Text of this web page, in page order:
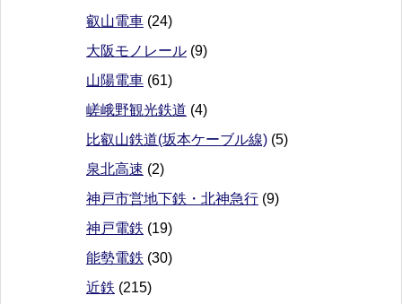
叡山電車 (24)
大阪モノレール (9)
山陽電車 (61)
嵯峨野観光鉄道 (4)
比叡山鉄道(坂本ケーブル線) (5)
泉北高速 (2)
神戸市営地下鉄・北神急行 (9)
神戸電鉄 (19)
能勢電鉄 (30)
近鉄 (215)